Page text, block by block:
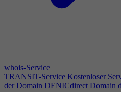
whois-Service
TRANSIT-Service Kostenloser
der Domain DENICdirect Domain